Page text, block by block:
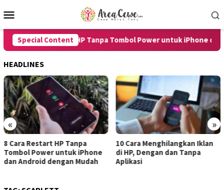
to
Menu
Special Content
8 Cara Restart HP Tanpa Tombol Power untuk iPhone dan
HEADLINES
« »
10 Cara Menghilangkan Iklan
di HP, Dengan dan Tanpa
Aplikasi
7 Cara Merekam Suara di HP
untuk Android dan iPhone
dengan Hasil Jernih